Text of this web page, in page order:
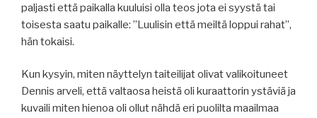
paljasti että paikalla kuuluisi olla teos jota ei syystä tai
toisesta saatu paikalle: ”Luulisin että meiltä loppui rahat”,
hän tokaisi.
Kun kysyin, miten näyttelyn taiteilijat olivat valikoituneet
Dennis arveli, että valtaosa heistä oli kuraattorin ystäviä ja
kuvaili miten hienoa oli ollut nähdä eri puolilta maailmaa